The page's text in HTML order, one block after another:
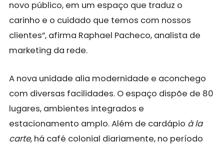
novo público, em um espaço que traduz o
carinho e o cuidado que temos com nossos
clientes”, afirma Raphael Pacheco, analista de
marketing da rede.
A nova unidade alia modernidade e aconchego
com diversas facilidades. O espaço dispõe de 80
lugares, ambientes integrados e
estacionamento amplo. Além de cardápio à la
carte, há café colonial diariamente, no período